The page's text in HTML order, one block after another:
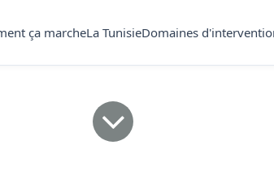
ça marcheLa TunisieDomaines
un salarie